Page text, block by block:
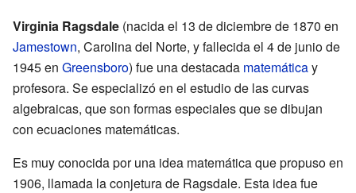
Virginia Ragsdale (nacida el 13 de diciembre de 1870 en
Jamestown, Carolina del Norte, y fallecida el 4 de junio de
1945 en Greensboro) fue una destacada matemáticay
profesora. Se especializó en el estudio de las curvas
algebraicas, que son formas especiales que se dibujan
con ecuaciones matemáticas.
Es muy conocida por una idea matemática que propuso en
1906, llamada la conjetura de Ragsdale. Esta idea fue